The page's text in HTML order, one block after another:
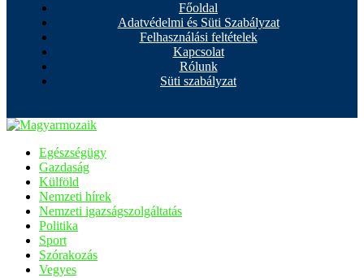
Főoldal
Adatvédelmi és Süti Szabályzat
Felhasználási feltételek
Kapcsolat
Rólunk
Süti szabályzat
Egészségügy
Gazdaság
Külföld
Nemzeti hírek
Nemzeti igazságszolgáltatás
Politika
Sport
Szórakozás
Vegyes